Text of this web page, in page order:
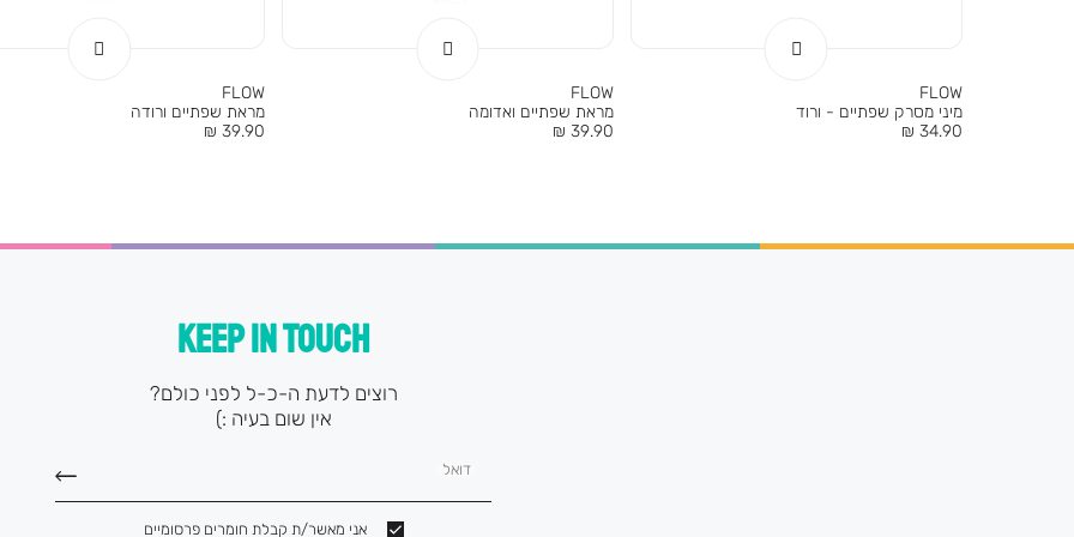
FLOW
מיני מסרק שפתיים - ורוד
מחיר
34.90 ₪
FLOW
מראת שפתיים ואדומה
מחיר
39.90 ₪
FLOW
מראת שפתיים ורודה
מחיר
39.90 ₪
KEEP IN TOUCH
רוצים לדעת ה-כ-ל לפני כולם?
אין שום בעיה :)
דואל
אני מאשר/ת קבלת חומרים פרסומיים